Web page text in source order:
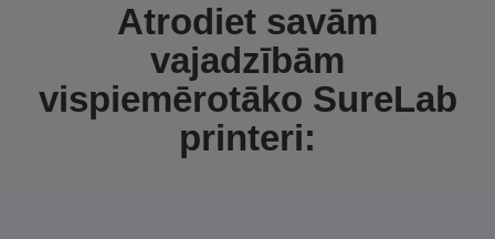
Atrodiet savām
vajadzībām
vispiemērotāko SureLab
printeri: